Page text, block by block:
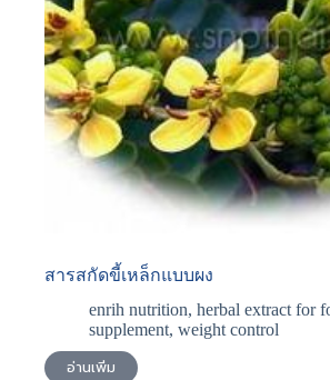
สารสกัดขี้เหล็กแบบผง
enrih nutrition, herbal extract for
supplement, weight control
อ่านเพิ่ม